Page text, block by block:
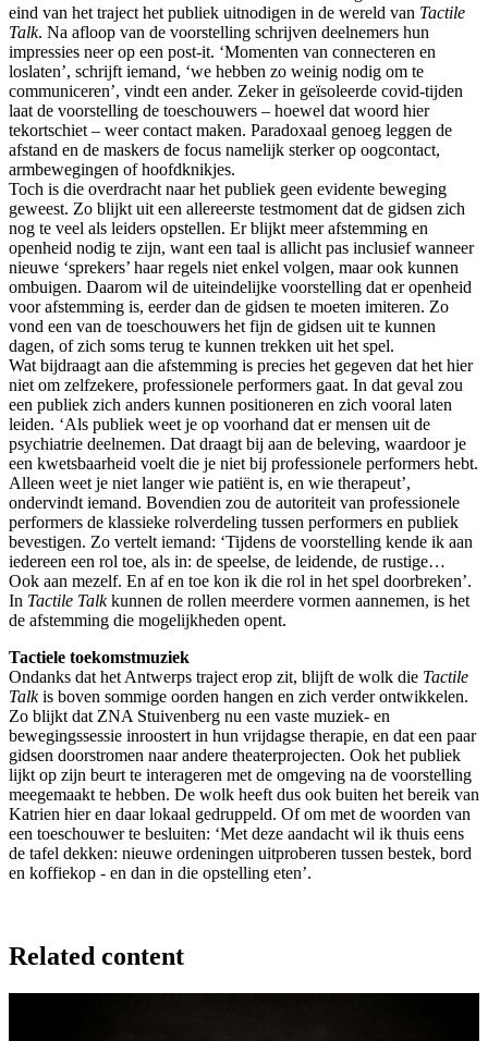
eind van het traject het publiek uitnodigen in de wereld van Tactile
Talk. Na afloop van de voorstelling schrijven deelnemers hun
impressies neer op een post-it. ‘Momenten van connecteren en
loslaten’, schrijft iemand, ‘we hebben zo weinig nodig om te
communiceren’, vindt een ander. Zeker in geïsoleerde covid-tijden
laat de voorstelling de toeschouwers – hoewel dat woord hier
tekortschiet – weer contact maken. Paradoxaal genoeg leggen de
afstand en de maskers de focus namelijk sterker op oogcontact,
armbewegingen of hoofdknikjes.
Toch is die overdracht naar het publiek geen evidente beweging
geweest. Zo blijkt uit een allereerste testmoment dat de gidsen zich
nog te veel als leiders opstellen. Er blijkt meer afstemming en
openheid nodig te zijn, want een taal is allicht pas inclusief wanneer
nieuwe ‘sprekers’ haar regels niet enkel volgen, maar ook kunnen
ombuigen. Daarom wil de uiteindelijke voorstelling dat er openheid
voor afstemming is, eerder dan de gidsen te moeten imiteren. Zo
vond een van de toeschouwers het fijn de gidsen uit te kunnen
dagen, of zich soms terug te kunnen trekken uit het spel.
Wat bijdraagt aan die afstemming is precies het gegeven dat het hier
niet om zelfzekere, professionele performers gaat. In dat geval zou
een publiek zich anders kunnen positioneren en zich vooral laten
leiden. ‘Als publiek weet je op voorhand dat er mensen uit de
psychiatrie deelnemen. Dat draagt bij aan de beleving, waardoor je
een kwetsbaarheid voelt die je niet bij professionele performers hebt.
Alleen weet je niet langer wie patiënt is, en wie therapeut’,
ondervindt iemand. Bovendien zou de autoriteit van professionele
performers de klassieke rolverdeling tussen performers en publiek
bevestigen. Zo vertelt iemand: ‘Tijdens de voorstelling kende ik aan
iedereen een rol toe, als in: de speelse, de leidende, de rustige…
Ook aan mezelf. En af en toe kon ik die rol in het spel doorbreken’.
In Tactile Talkkunnen de rollen meerdere vormen aannemen, is het
de afstemming die mogelijkheden opent.
Tactiele toekomstmuziek
Ondanks dat het Antwerps traject erop zit, blijft de wolk die Tactile
Talkis boven sommige oorden hangen en zich verder ontwikkelen.
Zo blijkt dat ZNA Stuivenberg nu een vaste muziek- en
bewegingssessie inroostert in hun vrijdagse therapie, en dat een paar
gidsen doorstromen naar andere theaterprojecten. Ook het publiek
lijkt op zijn beurt te interageren met de omgeving na de voorstelling
meegemaakt te hebben. De wolk heeft dus ook buiten het bereik van
Katrien hier en daar lokaal gedruppeld. Of om met de woorden van
een toeschouwer te besluiten: ‘Met deze aandacht wil ik thuis eens
de tafel dekken: nieuwe ordeningen uitproberen tussen bestek, bord
en koffiekop - en dan in die opstelling eten’.
Related content